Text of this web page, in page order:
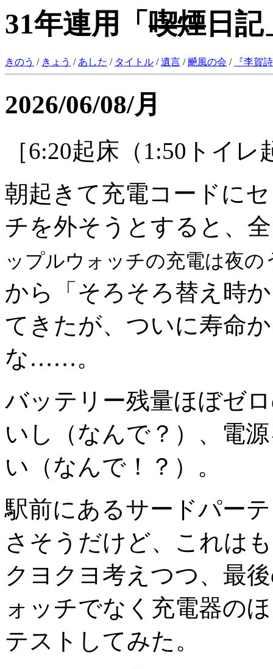
31年連用「 喫煙日記
きのう / きょう / あした / タイトル /遺言 / 飇風の会 / 『李賀
2026/06/08/月
［6:20起床（1:50トイ
朝起きて充電コードに
チを外そうとすると、
ップルウォッチの充電は夜
から「そろそろ替え時
てきたが、ついに寿命
な……。
バッテリー残量ほぼゼ
いし（なんで？）、電
い（なんで！？）。
駅前にあるサードパー
さそうだけど、これは
クヨクヨ考えつつ、最
ォッチでなく充電器の
テストしてみた。